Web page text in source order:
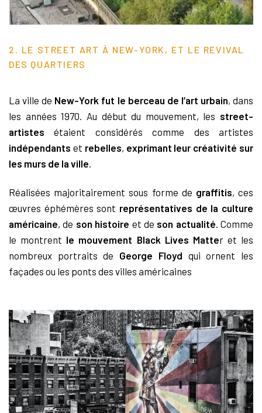
2. LE STREET ART À NEW-YORK, ET LE REVIVAL
DES QUARTIERS
La ville de New-York fut le berceau de l’art urbain, dans
les années 1970. Au début du mouvement, les street-
artistes étaient considérés comme des artistes
indépendants et rebelles, exprimant leur créativité sur
les murs de la ville
Réalisées majoritairement sous forme de graffitis, ces
œuvres éphémères sont représentatives de la culture
américaine, de son histoire et de son actualité . Comme
le montrent le mouvement Black Lives Matter et les
nombreux portraits de George Floyd qui ornent les
façades ou les ponts des villes américaines